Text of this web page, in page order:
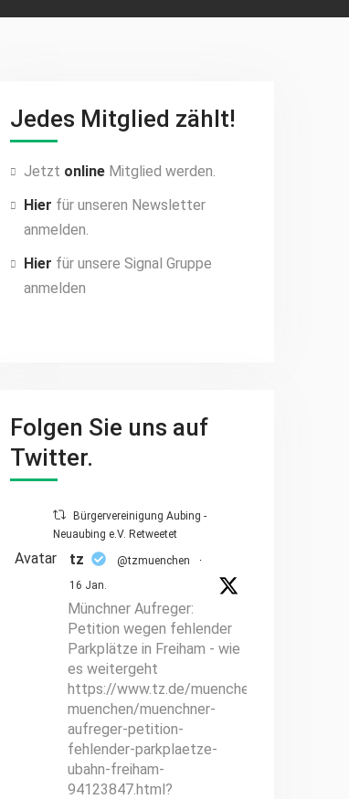
Jedes Mitglied zählt!
Jetzt online Mitglied werden.
Hier für unseren Newsletter
anmelden.
Hier für unsere Signal Gruppe
anmelden
Folgen Sie uns auf
Twitter.
Bürgervereinigung Aubing -
Neuaubing e.V. Retweetet
Avatar tz @tzmuenchen
·
16 Jan.
Münchner Aufreger:
Petition wegen fehlender
Parkplätze in Freiham - wie
es weitergeht
https://www.tz.de/muenchen/stadt/hallo-
muenchen/muenchner-
aufreger-petition-
fehlender-parkplaetze-
ubahn-freiham-
94123847.html?